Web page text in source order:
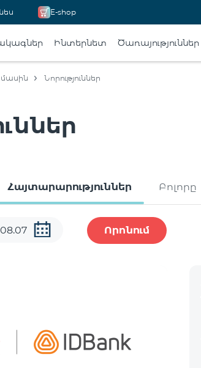
E-shop
Ինտերնետ Ծառայություններ
մասին Նորություններ
Հայտարարություններ Բոլորը
Որոնում